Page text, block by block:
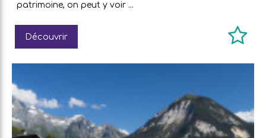
patrimoine, on peut y voir ...
Découvrir